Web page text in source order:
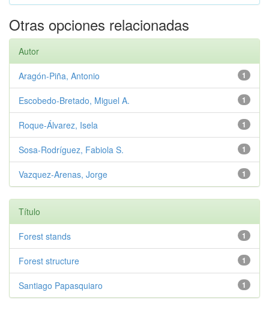
Otras opciones relacionadas
Autor
1
Aragón-Piña, Antonio
1
Escobedo-Bretado, Miguel A.
1
Roque-Álvarez, Isela
1
Sosa-Rodríguez, Fabiola S.
1
Vazquez-Arenas, Jorge
Título
1
Forest stands
1
Forest structure
1
Santiago Papasquiaro